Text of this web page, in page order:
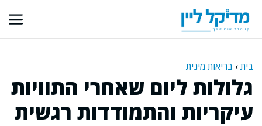
לתוכן
בית› בריאות מינית
גלולות ליום שאחרי התוויות
עיקריות והתמודדות רגשית